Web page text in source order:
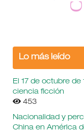
Lo más leído
El 17 de octubre
ciencia ficción
453
Nacionalidad y
China en América